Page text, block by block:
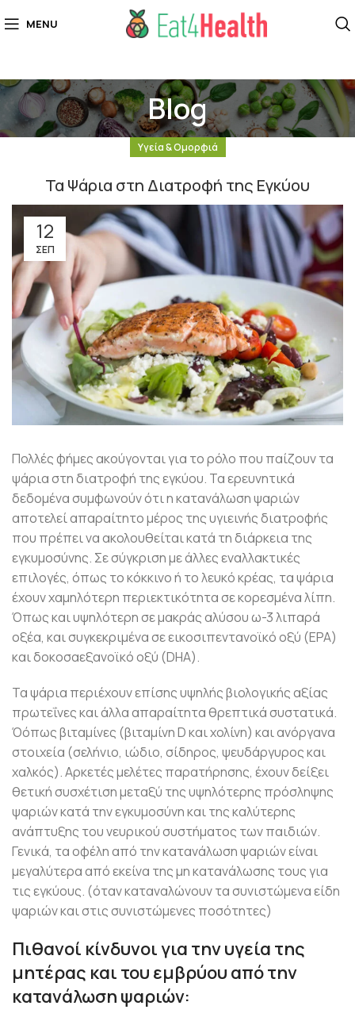
MENU
Blog
Υγεία & Ομορφιά
Τα Ψάρια στη Διατροφή της Εγκύου
12
ΣΕΠ
Πολλές φήμες ακούγονται για το ρόλο που παίζουν τα
ψάρια στη διατροφή της εγκύου. Τα ερευνητικά
δεδομένα συμφωνούν ότι η κατανάλωση ψαριών
αποτελεί απαραίτητο μέρος της υγιεινής διατροφής
που πρέπει να ακολουθείται κατά τη διάρκεια της
εγκυμοσύνης. Σε σύγκριση με άλλες εναλλακτικές
επιλογές, όπως το κόκκινο ή το λευκό κρέας, τα ψάρια
έχουν χαμηλότερη περιεκτικότητα σε κορεσμένα λίπη.
Όπως και υψηλότερη σε μακράς αλύσου ω-3 λιπαρά
οξέα, και συγκεκριμένα σε εικοσιπεντανοϊκό οξύ (EPA)
και δοκοσαεξανοϊκό οξύ (DHA).
Τα ψάρια περιέχουν επίσης υψηλής βιολογικής αξίας
πρωτεΐνες και άλλα απαραίτητα θρεπτικά συστατικά.
Όόπως βιταμίνες (βιταμίνη D και χολίνη) και ανόργανα
στοιχεία (σελήνιο, ιώδιο, σίδηρος, ψευδάργυρος και
χαλκός). Αρκετές μελέτες παρατήρησης, έχουν δείξει
θετική συσχέτιση μεταξύ της υψηλότερης πρόσληψης
ψαριών κατά την εγκυμοσύνη και της καλύτερης
ανάπτυξης του νευρικού συστήματος των παιδιών.
Γενικά, τα οφέλη από την κατανάλωση ψαριών είναι
μεγαλύτερα από εκείνα της μη κατανάλωσης τους για
τις εγκύους. (όταν καταναλώνουν τα συνιστώμενα είδη
ψαριών και στις συνιστώμενες ποσότητες)
Πιθανοί κίνδυνοι για την υγεία της
μητέρας και του εμβρύου από την
κατανάλωση ψαριών: